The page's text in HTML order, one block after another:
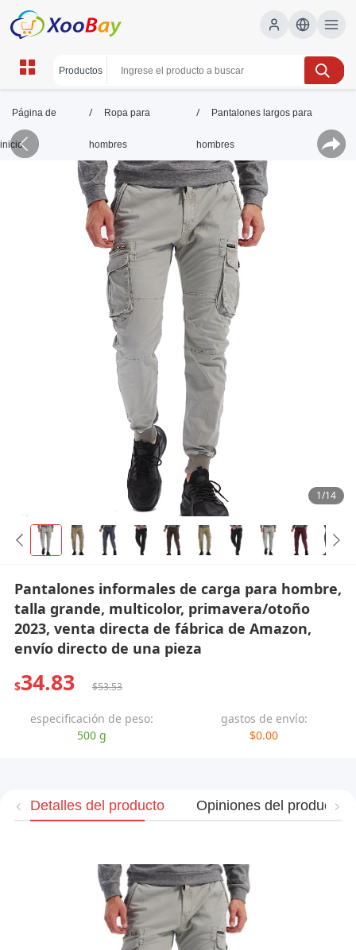
Página de
inicio
/ Ropa para
hombres
/ Pantalones largos para
hombres
1/14
Pantalones informales de carga para hombre,
talla grande, multicolor, primavera/otoño
2023, venta directa de fábrica de Amazon,
envío directo de una pieza
$34.83 $53.53
especificación de peso:
500 g
gastos de envío:
$0.00
Detalles del producto Opiniones del producto